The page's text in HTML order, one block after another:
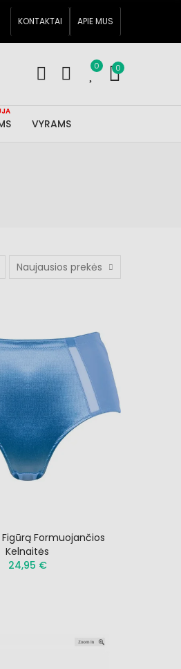
KONTAKTAI APIE MUS
0 0
VYRAMS
Naujausios prekės
Figūrą Formuojančios
Kelnaitės
24,95 €